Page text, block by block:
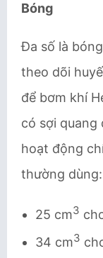
Bóng
Đa số là
theo dõi
để bơm khí
có sợi
hoạt động
thường dùng:
25 cm3
34 cm3